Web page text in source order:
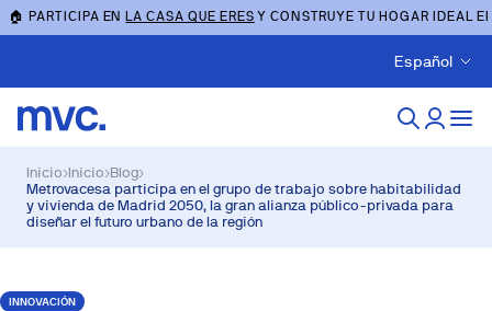
🏠 PARTICIPA ENLA CASA QUE ERES Y CONSTRUYE TU HOGAR IDEAL
Español
Inicio›Inicio›Blog›
Metrovacesa participa en el grupo de trabajo sobre habitabilidad
y vivienda de Madrid 2050, la gran alianza público-privada para
diseñar el futuro urbano de la región
INNOVACIÓN